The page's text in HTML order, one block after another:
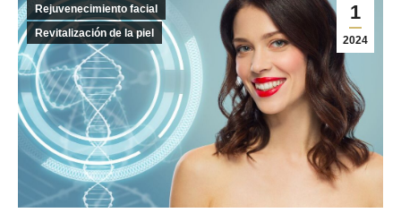
1
2024
Rejuvenecimiento facial
Revitalización de la piel